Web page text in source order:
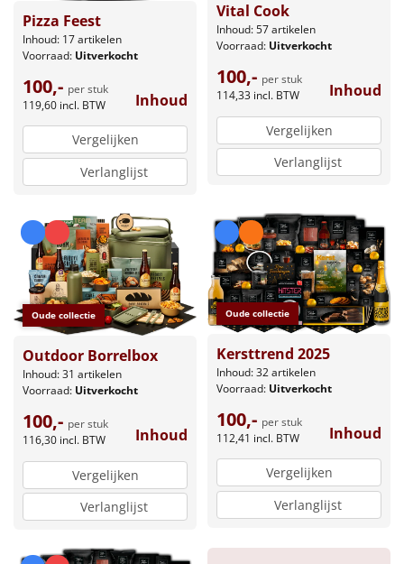
Tas
Wake up light
NIEUW
Borrelplank
Warmtekussen
NIEUW
Slowcooker
Noodradio NIEUW
Deken (fleece plaid)
Alle artikelen
Overige
Personeel
Doe het zelf
Pizza Feest
Inhoud: 17 artikelen
Voorraad: Uitverkocht
100,- per stuk
119,60 incl. BTW Inhoud
Vergelijken
Verlanglijst
Vital Cook
Inhoud: 57 artikelen
Voorraad: Uitverkocht
100,- per stuk
114,33 incl. BTW Inhoud
Vergelijken
Verlanglijst
Oude collectie
Outdoor Borrelbox
Inhoud: 31 artikelen
Voorraad: Uitverkocht
100,- per stuk
116,30 incl. BTW Inhoud
Vergelijken
Verlanglijst
Oude collectie
Kersttrend 2025
Inhoud: 32 artikelen
Voorraad: Uitverkocht
100,- per stuk
112,41 incl. BTW Inhoud
Vergelijken
Verlanglijst